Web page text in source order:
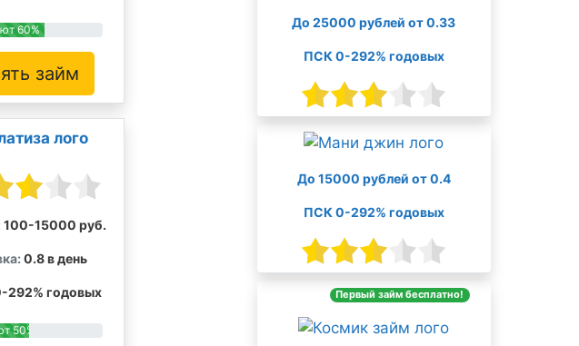
60%
займ
100-15000 руб.
0.8 в день
292% годовых
50%
До 25000 рублей от 0.33
ПСК 0-292% годовых
До 15000 рублей от 0.4
ПСК 0-292% годовых
Первый займ бесплатно!